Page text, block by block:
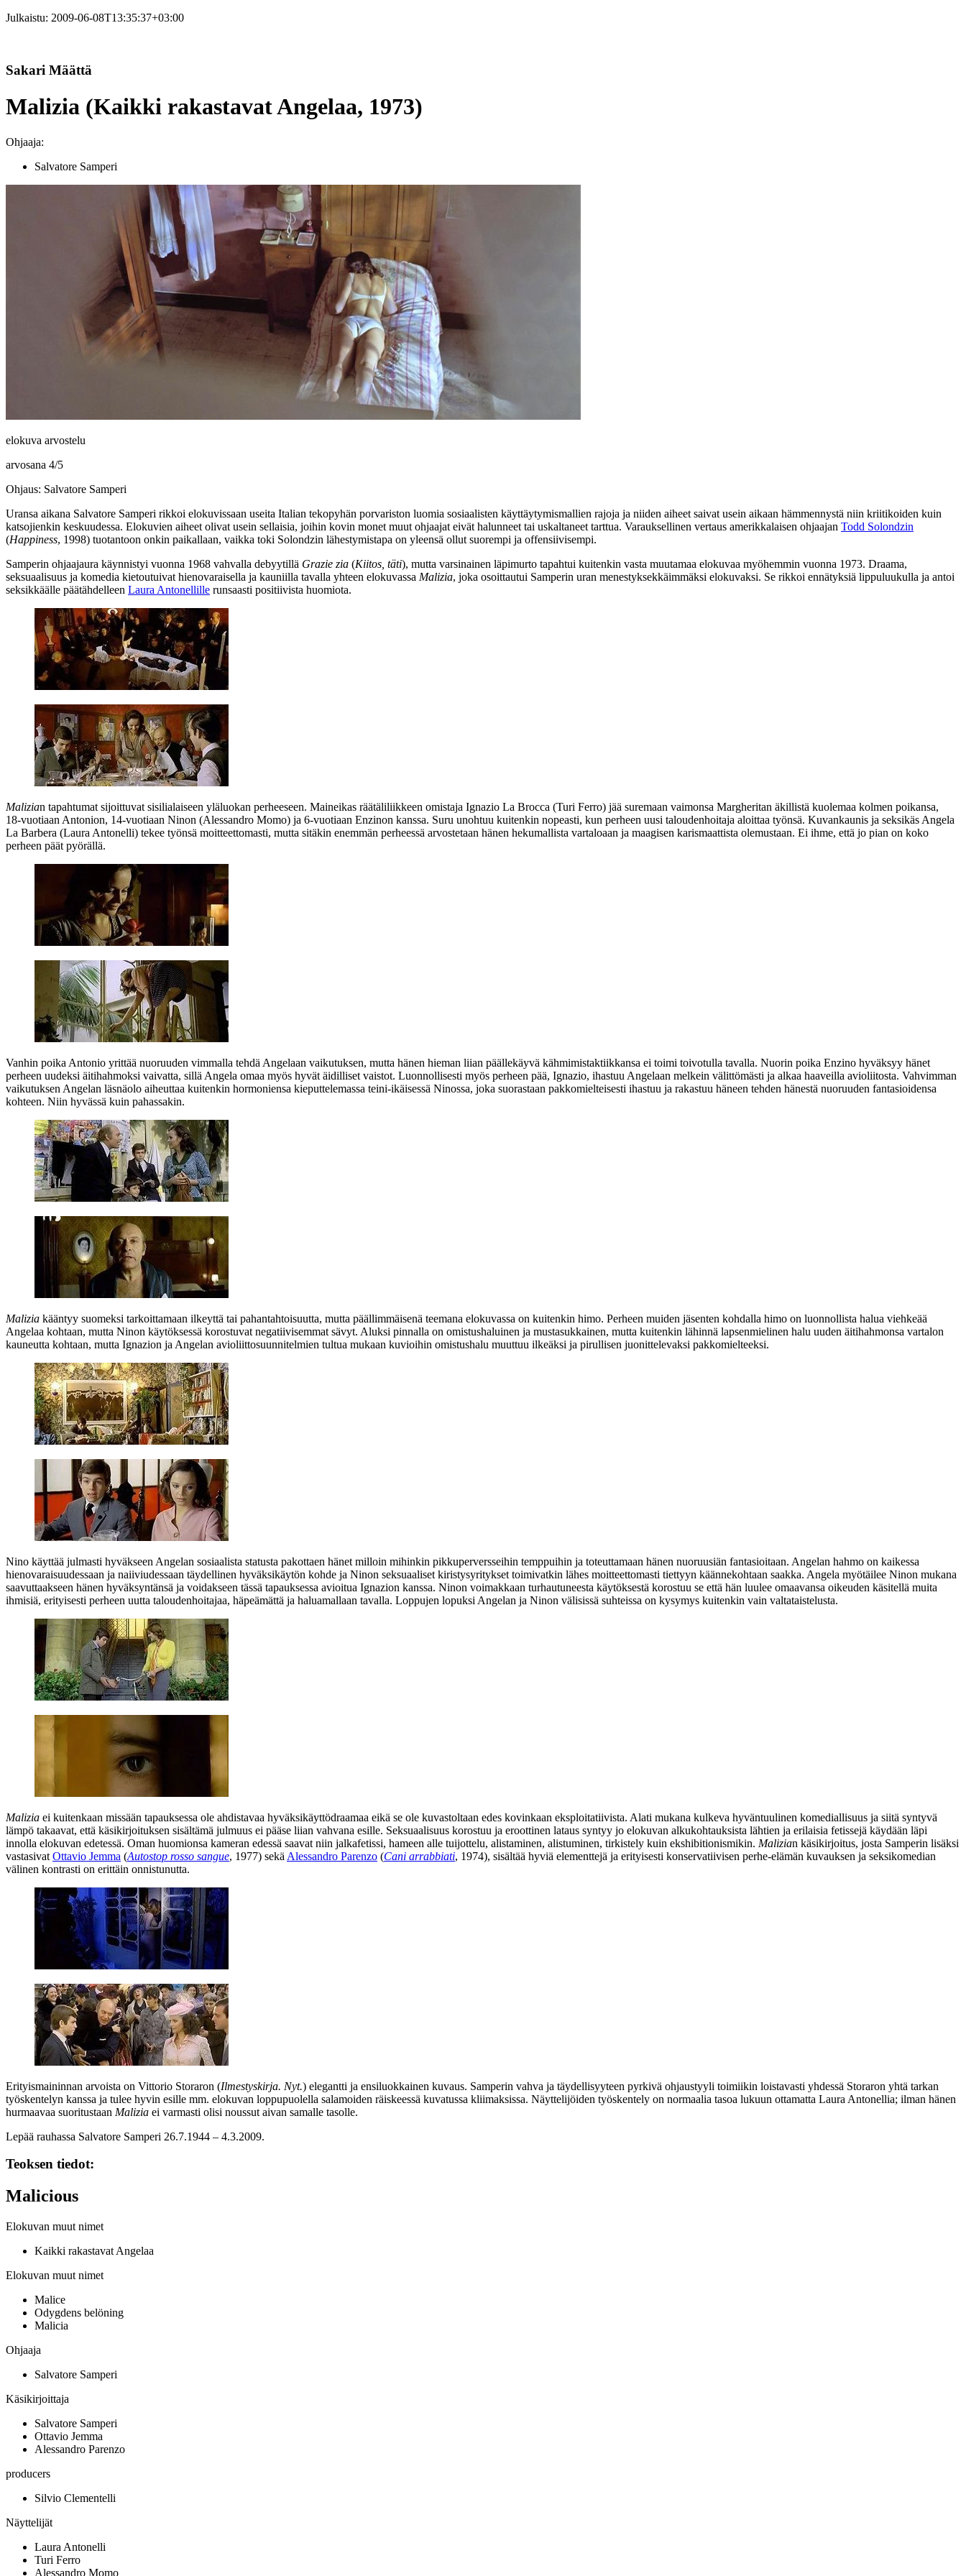
Julkaistu: 2009-06-08T13:35:37+03:00
Sakari Määttä
Malizia (Kaikki rakastavat Angelaa, 1973)
Ohjaaja:
Salvatore Samperi
elokuva arvostelu
arvosana 4/5
Ohjaus: Salvatore Samperi
Uransa aikana Salvatore Samperi rikkoi elokuvissaan useita Italian tekopyhän porvariston luomia sosiaalisten käyttäytymismallien rajoja ja niiden aiheet saivat usein aikaan hämmennystä niin kriitikoiden kuin
katsojienkin keskuudessa. Elokuvien aiheet olivat usein sellaisia, joihin kovin monet muut ohjaajat eivät halunneet tai uskaltaneet tarttua. Varauksellinen vertaus amerikkalaisen ohjaajan Todd Solondzin
(Happiness, 1998) tuotantoon onkin paikallaan, vaikka toki Solondzin lähestymistapa on yleensä ollut suorempi ja offensiivisempi.
Samperin ohjaajaura käynnistyi vuonna 1968 vahvalla debyytillä Grazie zia (Kiitos, täti), mutta varsinainen läpimurto tapahtui kuitenkin vasta muutamaa elokuvaa myöhemmin vuonna 1973. Draama,
seksuaalisuus ja komedia kietoutuivat hienovaraisella ja kauniilla tavalla yhteen elokuvassa Malizia, joka osoittautui Samperin uran menestyksekkäimmäksi elokuvaksi. Se rikkoi ennätyksiä lippuluukulla ja antoi
seksikkäälle päätähdelleen Laura Antonellille runsaasti positiivista huomiota.
Malizian tapahtumat sijoittuvat sisilialaiseen yläluokan perheeseen. Maineikas räätäliliikkeen omistaja Ignazio La Brocca (Turi Ferro) jää suremaan vaimonsa Margheritan äkillistä kuolemaa kolmen poikansa,
18‑vuotiaan Antonion, 14‑vuotiaan Ninon (Alessandro Momo) ja 6‑vuotiaan Enzinon kanssa. Suru unohtuu kuitenkin nopeasti, kun perheen uusi taloudenhoitaja aloittaa työnsä. Kuvankaunis ja seksikäs Angela
La Barbera (Laura Antonelli) tekee työnsä moitteettomasti, mutta sitäkin enemmän perheessä arvostetaan hänen hekumallista vartaloaan ja maagisen karismaattista olemustaan. Ei ihme, että jo pian on koko
perheen päät pyörällä.
Vanhin poika Antonio yrittää nuoruuden vimmalla tehdä Angelaan vaikutuksen, mutta hänen hieman liian päällekäyvä kähmimistaktiikkansa ei toimi toivotulla tavalla. Nuorin poika Enzino hyväksyy hänet
perheen uudeksi äitihahmoksi vaivatta, sillä Angela omaa myös hyvät äidilliset vaistot. Luonnollisesti myös perheen pää, Ignazio, ihastuu Angelaan melkein välittömästi ja alkaa haaveilla avioliitosta. Vahvimman
vaikutuksen Angelan läsnäolo aiheuttaa kuitenkin hormoniensa kieputtelemassa teini-ikäisessä Ninossa, joka suorastaan pakkomielteisesti ihastuu ja rakastuu häneen tehden hänestä nuoruuden fantasioidensa
kohteen. Niin hyvässä kuin pahassakin.
Malizia kääntyy suomeksi tarkoittamaan ilkeyttä tai pahantahtoisuutta, mutta päällimmäisenä teemana elokuvassa on kuitenkin himo. Perheen muiden jäsenten kohdalla himo on luonnollista halua viehkeää
Angelaa kohtaan, mutta Ninon käytöksessä korostuvat negatiivisemmat sävyt. Aluksi pinnalla on omistushaluinen ja mustasukkainen, mutta kuitenkin lähinnä lapsenmielinen halu uuden äitihahmonsa vartalon
kauneutta kohtaan, mutta Ignazion ja Angelan avioliittosuunnitelmien tultua mukaan kuvioihin omistushalu muuttuu ilkeäksi ja pirullisen juonittelevaksi pakkomielteeksi.
Nino käyttää julmasti hyväkseen Angelan sosiaalista statusta pakottaen hänet milloin mihinkin pikkuperversseihin temppuihin ja toteuttamaan hänen nuoruusiän fantasioitaan. Angelan hahmo on kaikessa
hienovaraisuudessaan ja naiiviudessaan täydellinen hyväksikäytön kohde ja Ninon seksuaaliset kiristysyritykset toimivatkin lähes moitteettomasti tiettyyn käännekohtaan saakka. Angela myötäilee Ninon mukana
saavuttaakseen hänen hyväksyntänsä ja voidakseen tässä tapauksessa avioitua Ignazion kanssa. Ninon voimakkaan turhautuneesta käytöksestä korostuu se että hän luulee omaavansa oikeuden käsitellä muita
ihmisiä, erityisesti perheen uutta taloudenhoitajaa, häpeämättä ja haluamallaan tavalla. Loppujen lopuksi Angelan ja Ninon välisissä suhteissa on kysymys kuitenkin vain valtataistelusta.
Malizia ei kuitenkaan missään tapauksessa ole ahdistavaa hyväksikäyttödraamaa eikä se ole kuvastoltaan edes kovinkaan eksploitatiivista. Alati mukana kulkeva hyväntuulinen komediallisuus ja siitä syntyvä
lämpö takaavat, että käsikirjoituksen sisältämä julmuus ei pääse liian vahvana esille. Seksuaalisuus korostuu ja eroottinen lataus syntyy jo elokuvan alkukohtauksista lähtien ja erilaisia fetissejä käydään läpi
innolla elokuvan edetessä. Oman huomionsa kameran edessä saavat niin jalkafetissi, hameen alle tuijottelu, alistaminen, alistuminen, tirkistely kuin ekshibitionismikin. Malizian käsikirjoitus, josta Samperin lisäksi
vastasivat Ottavio Jemma (Autostop rosso sangue, 1977) sekä Alessandro Parenzo (Cani arrabbiati, 1974), sisältää hyviä elementtejä ja erityisesti konservatiivisen perhe-elämän kuvauksen ja seksikomedian
välinen kontrasti on erittäin onnistunutta.
Erityismaininnan arvoista on Vittorio Storaron (Ilmestyskirja. Nyt.) elegantti ja ensiluokkainen kuvaus. Samperin vahva ja täydellisyyteen pyrkivä ohjaustyyli toimiikin loistavasti yhdessä Storaron yhtä tarkan
työskentelyn kanssa ja tulee hyvin esille mm. elokuvan loppupuolella salamoiden räiskeessä kuvatussa kliimaksissa. Näyttelijöiden työskentely on normaalia tasoa lukuun ottamatta Laura Antonellia; ilman hänen
hurmaavaa suoritustaan Malizia ei varmasti olisi noussut aivan samalle tasolle.
Lepää rauhassa Salvatore Samperi 26.7.1944 – 4.3.2009.
Teoksen tiedot:
Malicious
Elokuvan muut nimet
Kaikki rakastavat Angelaa
Elokuvan muut nimet
Malice
Odygdens belöning
Malicia
Ohjaaja
Salvatore Samperi
Käsikirjoittaja
Salvatore Samperi
Ottavio Jemma
Alessandro Parenzo
producers
Silvio Clementelli
Näyttelijät
Laura Antonelli
Turi Ferro
Alessandro Momo